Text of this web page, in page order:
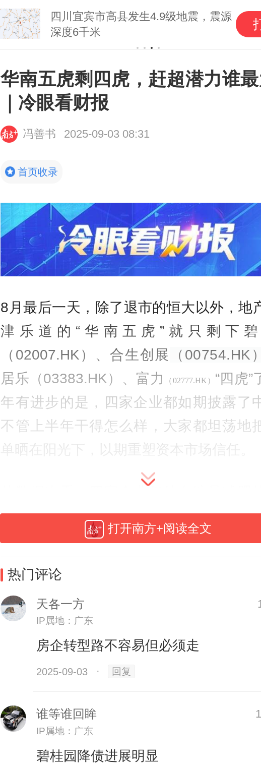
四川宜宾市高县发生4.9级地震，震源
深度6千米
华南五虎剩四虎，赶超潜力谁最
｜冷眼看财报
冯善书 2025-09-03 08:31
首页收录
8月最后一天，除了退市的恒大以外，地
津乐道的“华南五虎”就只剩下碧
（02007.HK）、合生创展
（00754.HK）
居乐（03383.HK）、富力
（02777.HK） “四虎”
年有进步的是，四家企业都如期披露了
不管上半年干得怎么样，大家都坦荡地
中，在转型、降债、去库存的三重压力
仅营收大幅削减，而且四家的归母净利
亏损。值得注意的是，合生创展是近三
首次录得亏损。
值得安慰的是，碧桂园的营收降幅明显
雅居乐亏损额也在缩小；合生和富力的
虽下滑但仍然是正数；合生的资产负债
边最多的，并且同比下滑非常微小，这
房企里边非常少见。
打开南方+阅读全文
热门评论
天各一方
IP属地：广东
房企转型路不容易但必须走
2025-09-03 · 回复
谁等谁回眸
IP属地：广东
碧桂园降债进展明显